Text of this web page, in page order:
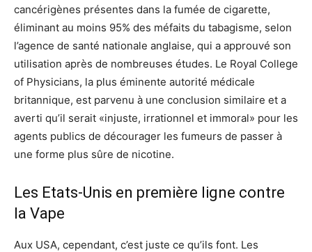
cancérigènes présentes dans la fumée de cigarette,
éliminant au moins 95% des méfaits du tabagisme, selon
l’agence de santé nationale anglaise, qui a approuvé son
utilisation après de nombreuses études. Le Royal College
of Physicians, la plus éminente autorité médicale
britannique, est parvenu à une conclusion similaire et a
averti qu’il serait «injuste, irrationnel et immoral» pour les
agents publics de décourager les fumeurs de passer à
une forme plus sûre de nicotine.
Les Etats-Unis en première ligne contre
la Vape
Aux USA, cependant, c’est juste ce qu’ils font. Les